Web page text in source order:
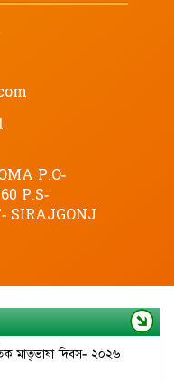
P.O-
P.S-
SIRAJGONJ
মাতৃভাষা দিবস- ২০২৬